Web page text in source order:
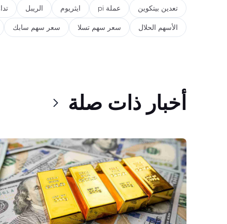
تعدين بيتكوين عملة pi ايثريوم الريبل
الأسهم الحلال سعر سهم تسلا سعر سهم سابك
أخبار ذات صلة